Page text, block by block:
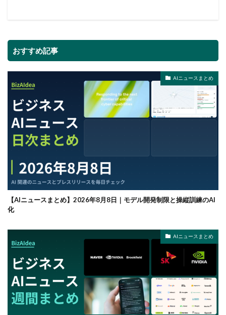
おすすめ記事
AIニュースまとめ
【AIニュースまとめ】2026年8月8日｜モデル開発制限と操縦訓練のAI
化
AIニュースまとめ